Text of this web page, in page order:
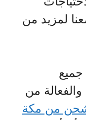
لمزيد من
من
من مكة